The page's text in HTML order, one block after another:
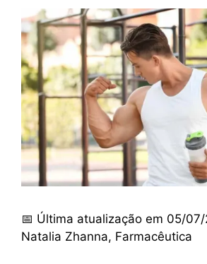
📅 Última atualização em 05/
Natalia Zhanna, Farmacêutica